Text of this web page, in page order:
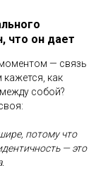
что он дает
— связь
кажется, как
собой?
потому что
— это